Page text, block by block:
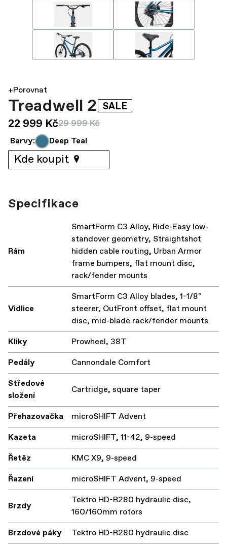
+Porovnat
Treadwell 2 SALE
22 999 Kč29 999 Kč
Barvy: Deep Teal
Kde koupit
Specifikace
Rám
SmartForm C3 Alloy, Ride-Easy low-
standover geometry, Straightshot
hidden cable routing, Urban Armor
frame bumpers, flat mount disc,
rack/fender mounts
Vidlice
SmartForm C3 Alloy blades, 1-1/8"
steerer, OutFront offset, flat mount
disc, mid-blade rack/fender mounts
Kliky
Prowheel, 38T
Pedály
Cannondale Comfort
Středové
složení
Cartridge, square taper
Přehazovačka
microSHIFT Advent
Kazeta
microSHIFT, 11-42, 9-speed
Řetěz
KMC X9, 9-speed
Řazení
microSHIFT Advent, 9-speed
Brzdy
Tektro HD-R280 hydraulic disc,
160/160mm rotors
Brzdové páky
Tektro HD-R280 hydraulic disc